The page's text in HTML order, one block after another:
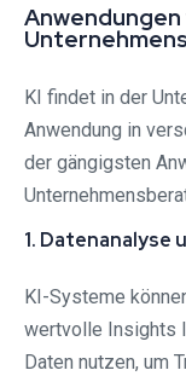
Anwendungen
KI findet in der
Anwendung in
der gängigsten
1. Datenanalyse
KI-Systeme
wertvolle Insights
Daten nutzen, um